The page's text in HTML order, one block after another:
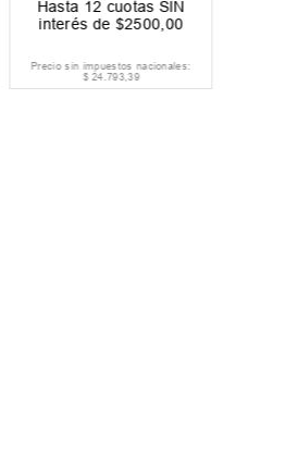
Hasta 12 cuotas SIN
interés de$2500 ,00
Precio sin impuestos nacionales:
$ 24.793,39